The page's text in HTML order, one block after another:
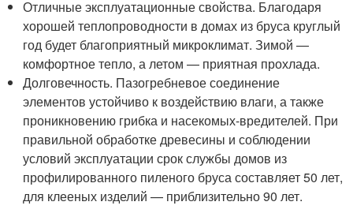
Отличные эксплуатационные свойства. Благодаря
хорошей теплопроводности в домах из бруса круглый
год будет благоприятный микроклимат. Зимой —
комфортное тепло, а летом — приятная прохлада.
Долговечность. Пазогребневое соединение
элементов устойчиво к воздействию влаги, а также
проникновению грибка и насекомых-вредителей. При
правильной обработке древесины и соблюдении
условий эксплуатации срок службы домов из
профилированного пиленого бруса составляет 50 лет,
для клееных изделий — приблизительно 90 лет.